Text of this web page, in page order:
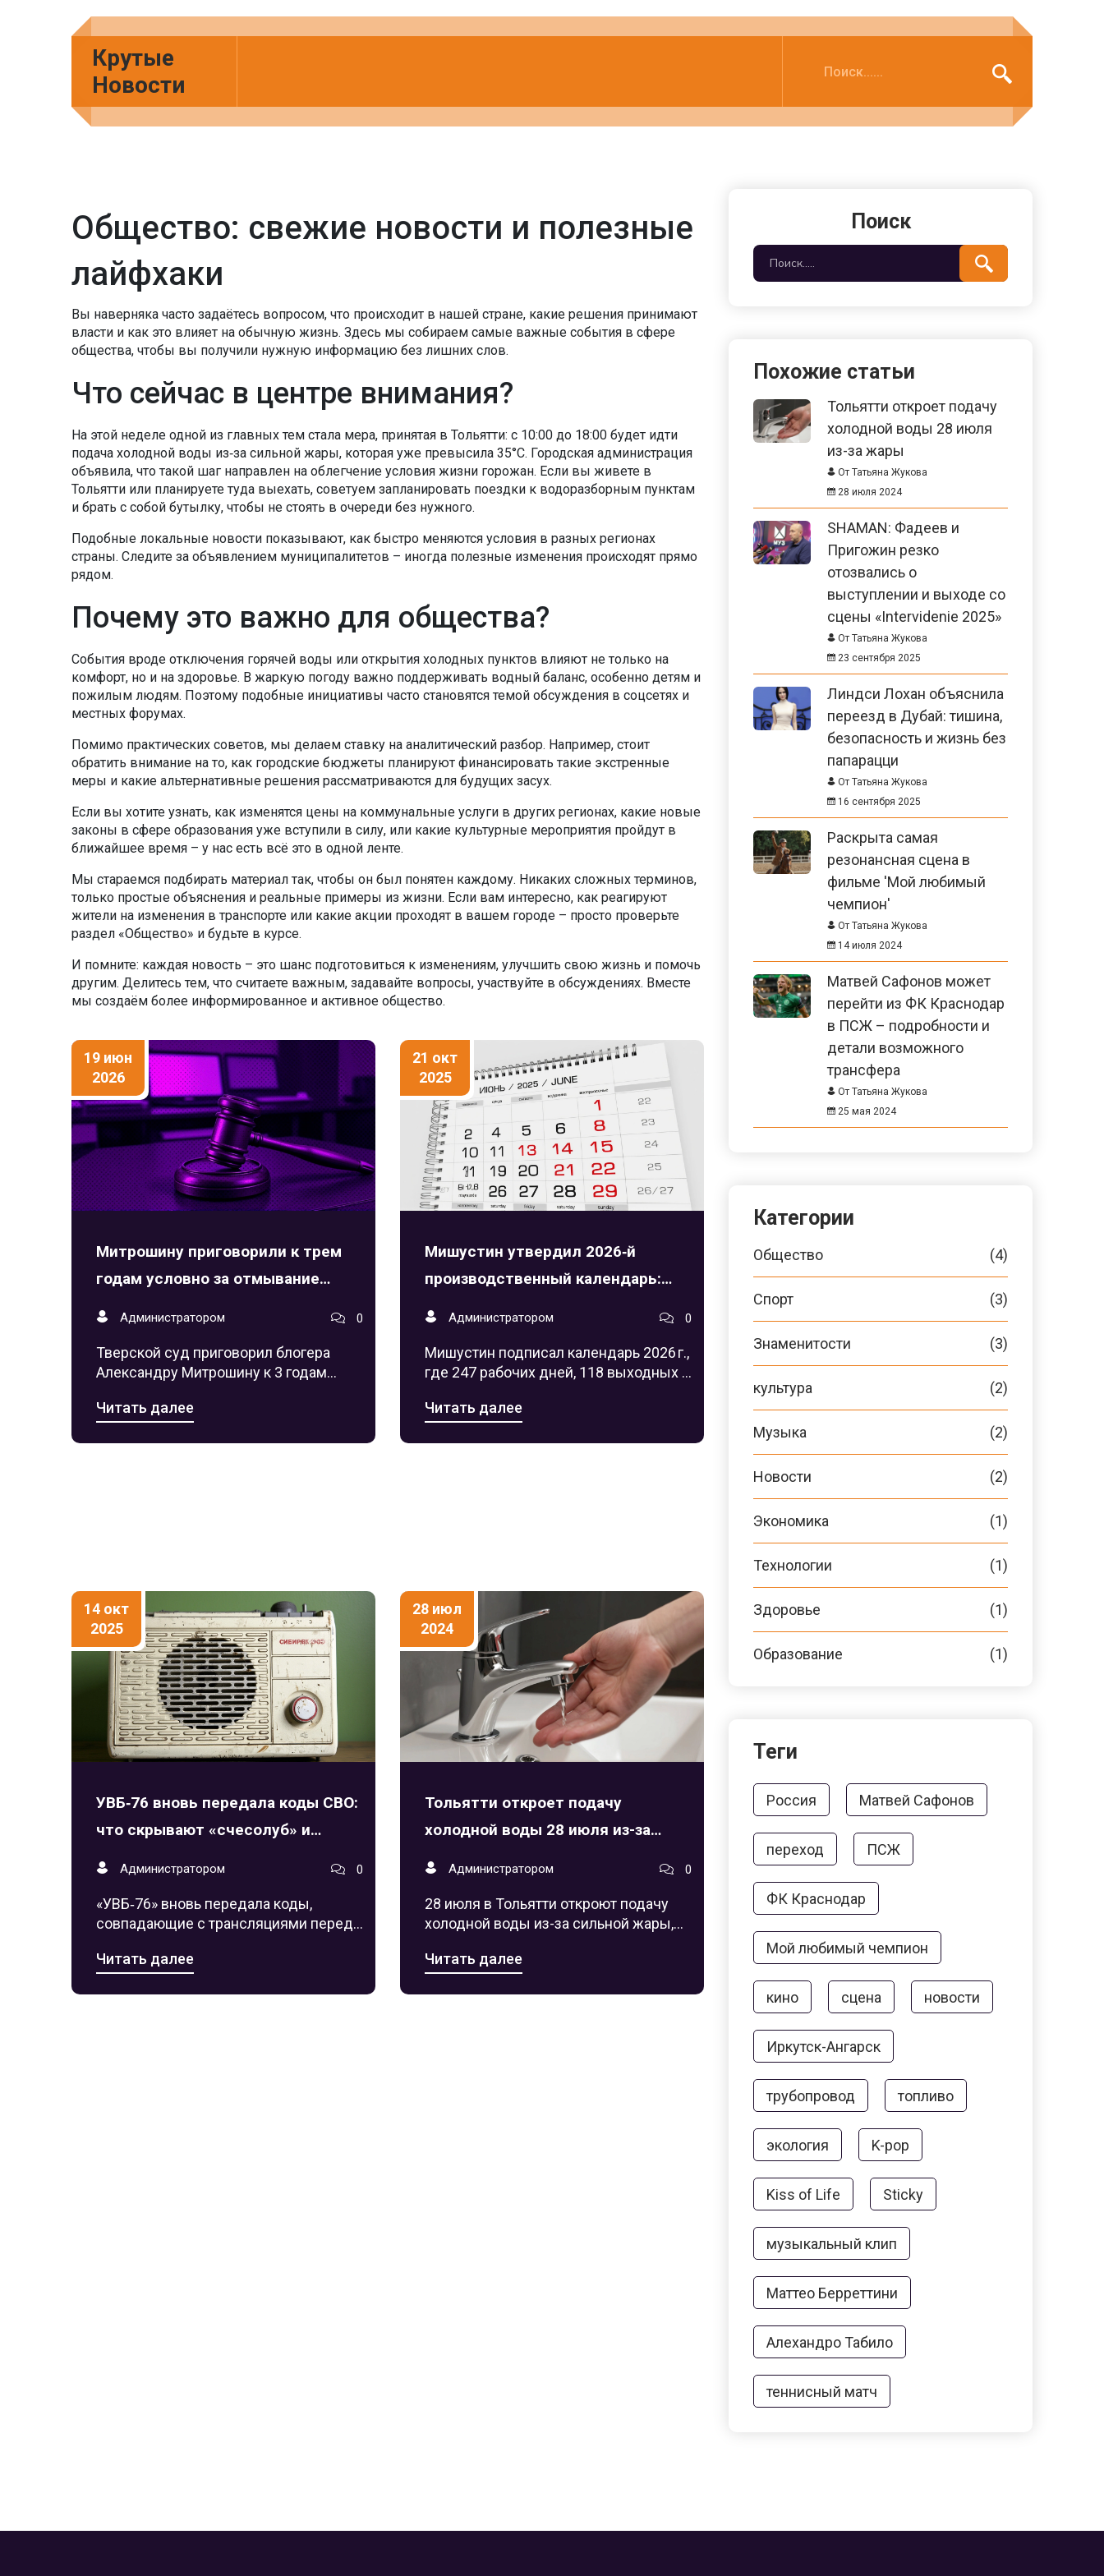
Крутые
Новости
Общество: свежие новости и полезные
лайфхаки
Вы наверняка часто задаётесь вопросом, что происходит в нашей стране, какие решения принимают
власти и как это влияет на обычную жизнь. Здесь мы собираем самые важные события в сфере
общества, чтобы вы получили нужную информацию без лишних слов.
Что сейчас в центре внимания?
На этой неделе одной из главных тем стала мера, принятая в Тольятти: с 10:00 до 18:00 будет идти
подача холодной воды из‑за сильной жары, которая уже превысила 35°C. Городская администрация
объявила, что такой шаг направлен на облегчение условия жизни горожан. Если вы живете в
Тольятти или планируете туда выехать, советуем запланировать поездки к водоразборным пунктам
и брать с собой бутылку, чтобы не стоять в очереди без нужного.
Подобные локальные новости показывают, как быстро меняются условия в разных регионах
страны. Следите за объявлением муниципалитетов – иногда полезные изменения происходят прямо
рядом.
Почему это важно для общества?
События вроде отключения горячей воды или открытия холодных пунктов влияют не только на
комфорт, но и на здоровье. В жаркую погоду важно поддерживать водный баланс, особенно детям и
пожилым людям. Поэтому подобные инициативы часто становятся темой обсуждения в соцсетях и
местных форумах.
Помимо практических советов, мы делаем ставку на аналитический разбор. Например, стоит
обратить внимание на то, как городские бюджеты планируют финансировать такие экстренные
меры и какие альтернативные решения рассматриваются для будущих засух.
Если вы хотите узнать, как изменятся цены на коммунальные услуги в других регионах, какие новые
законы в сфере образования уже вступили в силу, или какие культурные мероприятия пройдут в
ближайшее время – у нас есть всё это в одной ленте.
Мы стараемся подбирать материал так, чтобы он был понятен каждому. Никаких сложных терминов,
только простые объяснения и реальные примеры из жизни. Если вам интересно, как реагируют
жители на изменения в транспорте или какие акции проходят в вашем городе – просто проверьте
раздел «Общество» и будьте в курсе.
И помните: каждая новость – это шанс подготовиться к изменениям, улучшить свою жизнь и помочь
другим. Делитесь тем, что считаете важным, задавайте вопросы, участвуйте в обсуждениях. Вместе
мы создаём более информированное и активное общество.
19 июн
2026
Митрошину приговорили к трем
годам условно за отмывание
денег
Администратором 0
Тверской суд приговорил блогера
Александру Митрошину к 3 годам
рублей. Назначен штраф 900 тыс. руб.
Читать далее
21 окт
2025
Мишустин утвердил 2026‑й
производственный календарь:
247 рабочих дней и новые
Администратором 0
Мишустин подписал календарь 2026 г.,
где 247 рабочих дней, 118 выходных и
праздничные 3‑4 января перенесены
Читать далее
14 окт
2025
УВБ‑76 вновь передала коды СВО:
что скрывают «счесолуб» и
«орехобрус»?
Администратором 0
«УВБ‑76» вновь передала коды,
совпадающие с трансляциями перед
с ядерными силами и встречей
Читать далее
28 июл
2024
Тольятти откроет подачу
холодной воды 28 июля из-за
жары
Администратором 0
28 июля в Тольятти откроют подачу
холодной воды из-за сильной жары,
администрация объявила, что вода
Читать далее
Поиск
Похожие статьи
Тольятти откроет подачу
холодной воды 28 июля
из-за жары
От Татьяна Жукова
28 июля 2024
SHAMAN: Фадеев и
Пригожин резко
отозвались о
выступлении и выходе со
сцены «Intervidenie 2025»
От Татьяна Жукова
23 сентября 2025
Линдси Лохан объяснила
переезд в Дубай: тишина,
безопасность и жизнь без
папарацци
От Татьяна Жукова
16 сентября 2025
Раскрыта самая
резонансная сцена в
фильме 'Мой любимый
чемпион'
От Татьяна Жукова
14 июля 2024
Матвей Сафонов может
перейти из ФК Краснодар
в ПСЖ – подробности и
детали возможного
трансфера
От Татьяна Жукова
25 мая 2024
Категории
Общество (4)
Спорт (3)
Знаменитости (3)
культура (2)
Музыка (2)
Новости (2)
Экономика (1)
Технологии (1)
Здоровье (1)
Образование (1)
Теги
Россия Матвей Сафонов
переход ПСЖ
ФК Краснодар
Мой любимый чемпион
кино сцена новости
Иркутск-Ангарск
трубопровод топливо
экология K-pop
Kiss of Life Sticky
музыкальный клип
Маттео Берреттини
Алехандро Табило
теннисный матч